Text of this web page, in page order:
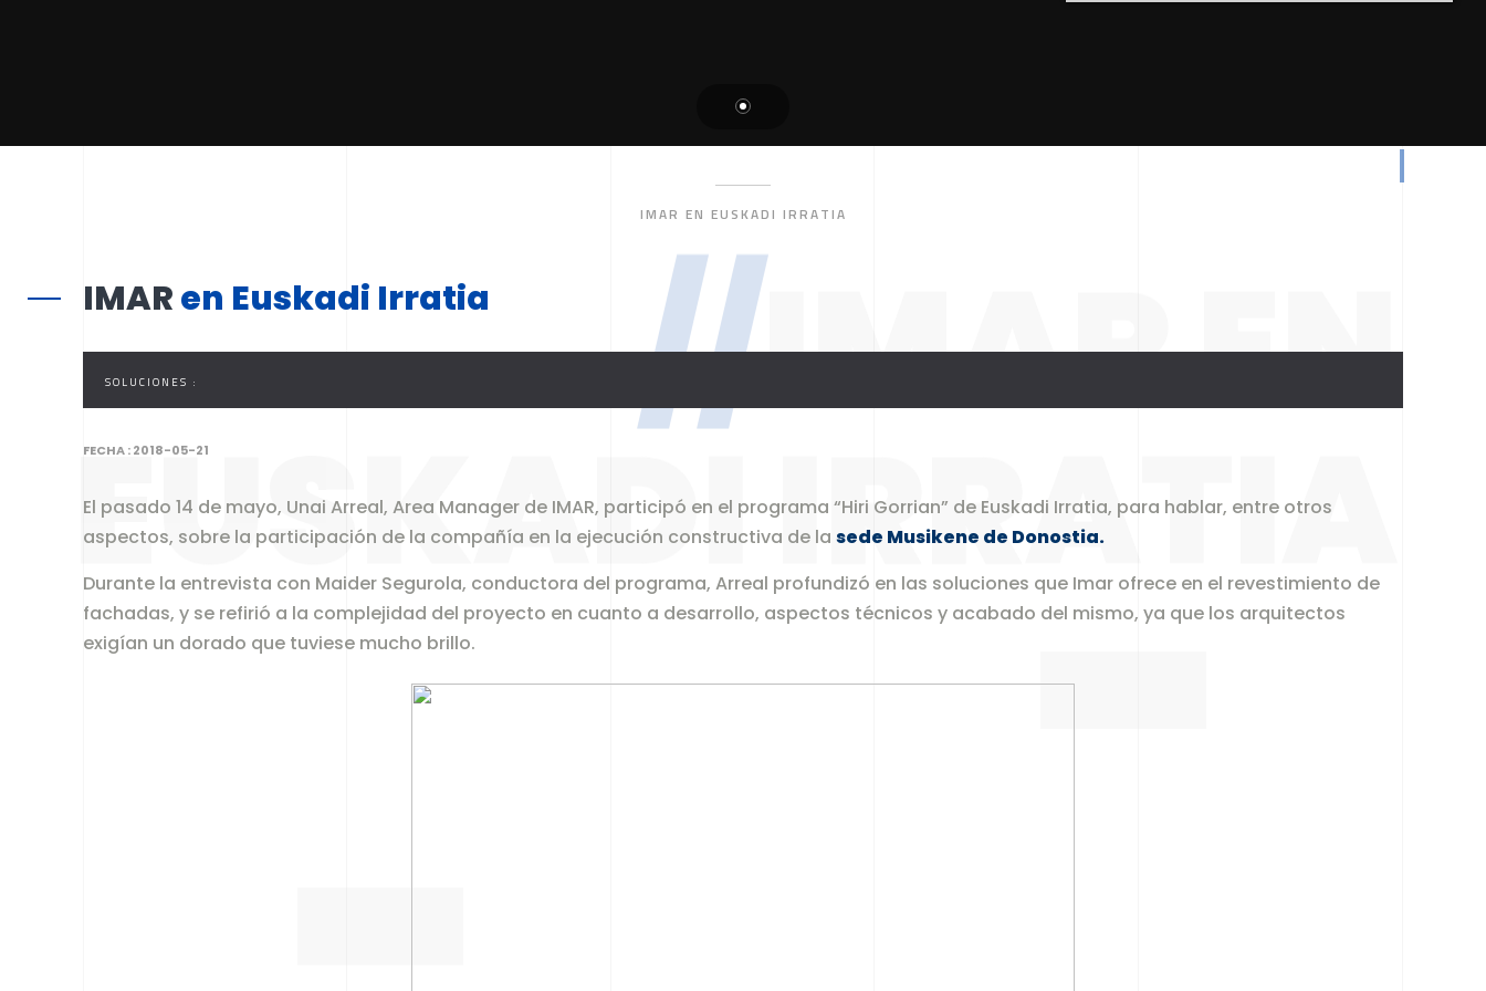
IMAR EN EUSKADI IRRATIA
//IMAR EN
EUSKADI IRRATIA
IMARen Euskadi Irratia
SOLUCIONES :
FECHA :2018-05-21
El pasado 14 de mayo, Unai Arreal, Area Manager de IMAR, participó en el programa “Hiri Gorrian” de Euskadi Irratia, para hablar, entre otros
aspectos, sobre la participación de la compañía en la ejecución constructiva de la sede Musikene de Donostia.
Durante la entrevista con Maider Segurola, conductora del programa, Arreal profundizó en las soluciones que Imar ofrece en el revestimiento de
fachadas, y se refirió a la complejidad del proyecto en cuanto a desarrollo, aspectos técnicos y acabado del mismo, ya que los arquitectos
exigían un dorado que tuviese mucho brillo.